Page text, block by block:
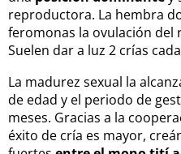
reproductora. La hembra
feromonas la ovulación del
Suelen dar a luz 2 crías
La madurez sexual la
de edad y el periodo de
meses. Gracias a la
éxito de cría es mayor,